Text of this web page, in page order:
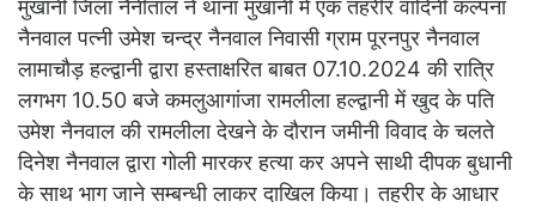
मुखानी जिला नैनीताल ने थाना मुखानी में एक तहरीर वादिनी कल्पना
नैनवाल पत्नी उमेश चन्द्र नैनवाल निवासी ग्राम पूरनपुर नैनवाल
लामाचौड़ हल्द्वानी द्वारा हस्ताक्षरित बाबत 07.10.2024 की रात्रि
लगभग 10.50 बजे कमलुआगांजा रामलीला हल्द्वानी में खुद के पति
उमेश नैनवाल की रामलीला देखने के दौरान जमीनी विवाद के चलते
दिनेश नैनवाल द्वारा गोली मारकर हत्या कर अपने साथी दीपक बुधानी
के साथ भाग जाने सम्बन्धी लाकर दाखिल किया। तहरीर के आधार